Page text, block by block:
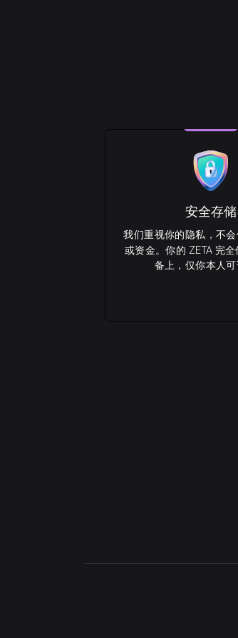
安全存储
我们重视你的隐私，不
或资金。你的 ZETA 完
备上，仅你本人可